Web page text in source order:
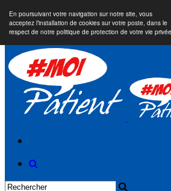
En poursuivant votre navigation sur notre site, vous
acceptez l’installation de cookies sur votre poste, dans le
respect de notre politique de protection de votre vie